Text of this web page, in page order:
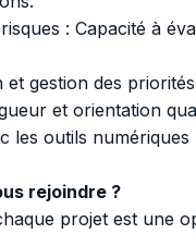
: Capacité à
et gestion des
et orientation
les outils numériques
rejoindre ?
projet est une